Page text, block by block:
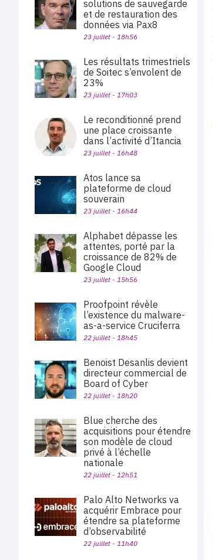
solutions de sauvegarde
et de restauration des
données via Pax8
23 juillet - 18h56
Les résultats trimestriels
de Soitec s’envolent de
23%
23 juillet - 17h03
Le reconditionné prend
une place croissante
dans l’activité d’Itancia
23 juillet - 16h48
Atos lance sa
plateforme de cloud
souverain
23 juillet - 16h44
Alphabet dépasse les
attentes, porté par la
croissance de 82% de
Google Cloud
23 juillet - 15h56
Proofpoint révèle
l’existence du malware-
as-a-service Cruciferra
22 juillet - 18h45
Benoist Desanlis devient
directeur commercial de
Board of Cyber
22 juillet - 18h20
Blue cherche des
acquisitions pour étendre
son modèle de cloud
privé à l’échelle
nationale
22 juillet - 12h51
Palo Alto Networks va
acquérir Embrace pour
étendre sa plateforme
d’observabilité
22 juillet - 11h40